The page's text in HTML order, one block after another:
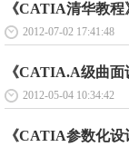
《CATIA清华教程
2012-07-02 17:41:48
《CATIA.A级曲面
2012-05-04 10:34:42
《CATIA参数化设